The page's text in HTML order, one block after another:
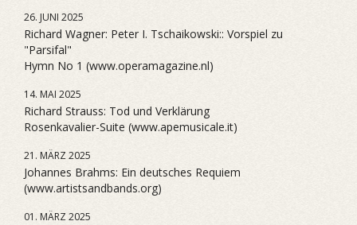
26. JUNI 2025
Richard Wagner: Peter I. Tschaikowski:: Vorspiel zu
"Parsifal"
Hymn No 1 (www.operamagazine.nl)
14. MAI 2025
Richard Strauss: Tod und Verklärung
Rosenkavalier-Suite (www.apemusicale.it)
21. MÄRZ 2025
Johannes Brahms: Ein deutsches Requiem
(www.artistsandbands.org)
01. MÄRZ 2025